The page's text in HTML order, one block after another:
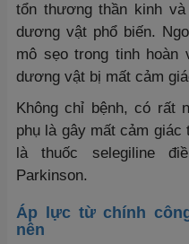
tổn thương thần kinh
dương vật phổ biến.
mô sẹo trong tinh hoàn
dương vật bị mất cảm
Không chỉ bệnh, có rất
phụ là gây mất cảm
là thuốc selegiline
Parkinson.
Áp lực từ chính
nên